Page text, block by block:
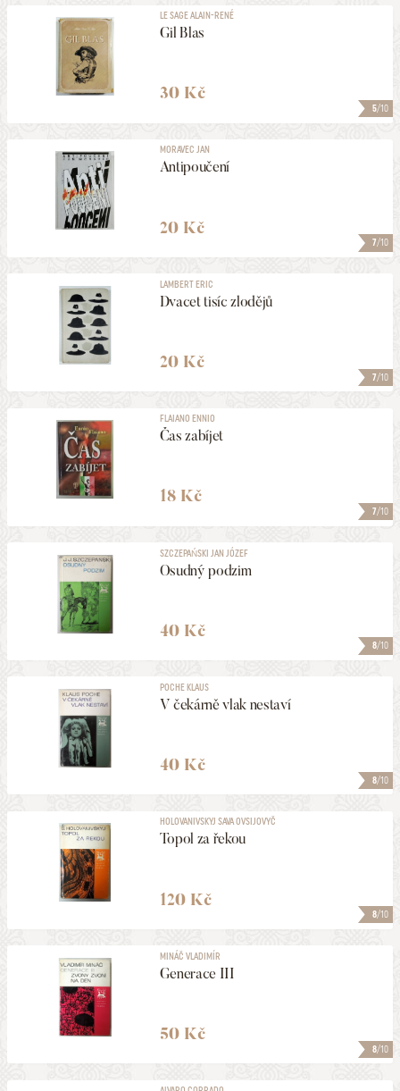
5/10
LE SAGE ALAIN-RENÉ
Gil Blas
30 Kč
7/10
MORAVEC JAN
Antipoučení
20 Kč
7/10
LAMBERT ERIC
Dvacet tisíc zlodějů
20 Kč
7/10
FLAIANO ENNIO
Čas zabíjet
18 Kč
8/10
SZCZEPAŃSKI JAN JÓZEF
Osudný podzim
40 Kč
8/10
POCHE KLAUS
V čekárně vlak nestaví
40 Kč
8/10
HOLOVANIVSKYJ SAVA OVSIJOVYČ
Topol za řekou
120 Kč
8/10
MINÁČ VLADIMÍR
Generace III
50 Kč